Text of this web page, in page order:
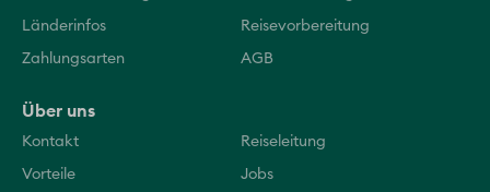
Länderinfos Reisevorbereitung
Zahlungsarten AGB
Über uns
Kontakt Reiseleitung
Vorteile Jobs